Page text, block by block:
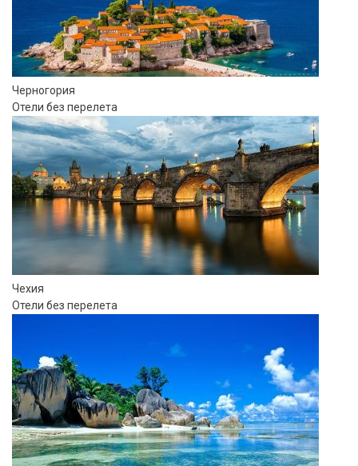
Черногория
Отели без перелета
Чехия
Отели без перелета